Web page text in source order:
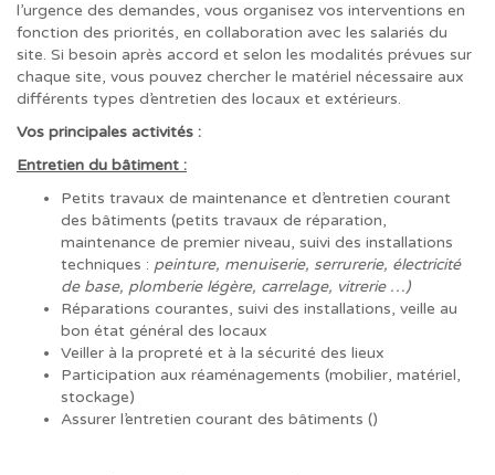
l’urgence des demandes, vous organisez vos interventions en
fonction des priorités, en collaboration avec les salariés du
site. Si besoin après accord et selon les modalités prévues sur
chaque site, vous pouvez chercher le matériel nécessaire aux
différents types d’entretien des locaux et extérieurs.
Vos principales activités :
Entretien du bâtiment :
Petits travaux de maintenance et d’entretien courant
des bâtiments (petits travaux de réparation,
maintenance de premier niveau, suivi des installations
techniques : peinture, menuiserie, serrurerie, électricité
de base, plomberie légère, carrelage, vitrerie …)
Réparations courantes, suivi des installations, veille au
bon état général des locaux
Veiller à la propreté et à la sécurité des lieux
Participation aux réaménagements (mobilier, matériel,
stockage)
Assurer l’entretien courant des bâtiments ()